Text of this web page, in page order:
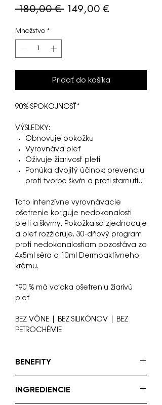
180,00 € Normálna
149,00 €
Množstvo *
Pridať do košíka
90% SPOKOJNOSŤ*
VÝSLEDKY:
Obnovuje pokožku
Vyrovnáva pleť
Oživuje žiarivosť pleti
Ponúka dvojitý účinok: prevenciu
proti tvorbe škvŕn a proti starnutiu
Toto intenzívne vyrovnávacie
ošetrenie koriguje nedokonalosti
pleti a škvrny. Pokožka sa zjednocuje
a pleť rozžiaruje. 30-dňový program
proti nedokonalostiam pozostáva zo
4x5ml séra a 10ml Dermoaktívneho
krému.
*90 % má vďaka ošetreniu žiarivú
pleť
BEZ VÔNE | BEZ SILIKÓNOV | BEZ
PETROCHÉMIE
BENEFITY
výsledky.
Intenzívne ošetrenie tváre, dekoltu a
INGREDIENCIE